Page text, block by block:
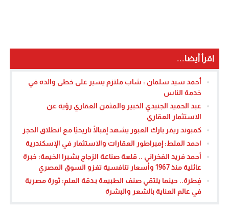
اقرأ أيضا...
أحمد سيد سلمان : شاب ملتزم يسير على خطى والده في
خدمة الناس
عبد الحميد الجنيدي الخبير والمثمن العقاري رؤية عن
الاستثمار العقاري
كمبوند ريفر بارك العبور يشهد إقبالًا تاريخيًا مع انطلاق الحجز
احمد الملط: إمبراطور العقارات والاستثمار في الإسكندرية
أحمد فريد الفخراني .. قلعة صناعة الزجاج بشبرا الخيمة: خبرة
عائلية منذ 1967 وأسعار تنافسية تغزو السوق المصري
فِطرة.. حينما يلتقي صنف الطبيعة بـدقة العلم: ثورة مصرية
في عالم العناية بالشعر والبشرة